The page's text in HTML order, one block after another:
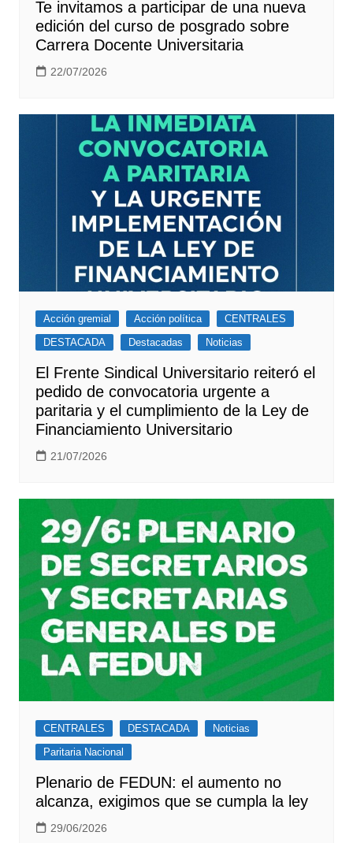
Te invitamos a participar de una nueva
edición del curso de posgrado sobre
Carrera Docente Universitaria
22/07/2026
Acción gremial Acción política
CENTRALES
DESTACADA
Destacadas Noticias
El Frente Sindical Universitario reiteró el
pedido de convocatoria urgente a
paritaria y el cumplimiento de la Ley de
Financiamiento Universitario
21/07/2026
CENTRALES DESTACADA
Noticias
Paritaria Nacional
Plenario de FEDUN: el aumento no
alcanza, exigimos que se cumpla la ley
29/06/2026